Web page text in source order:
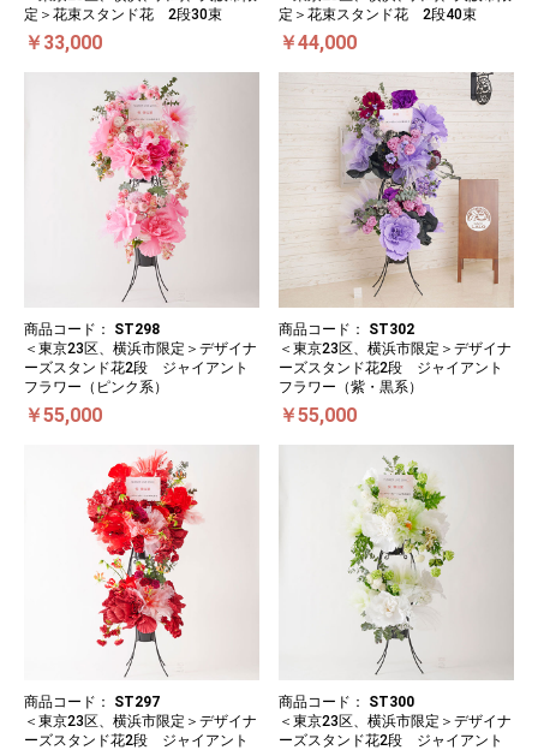
定＞花束スタンド花 2段30束
￥33,000
定＞花束スタンド花 2段40束
￥44,000
商品コード： ST298
＜東京23区、横浜市限定＞デザイナ
ーズスタンド花2段 ジャイアント
フラワー（ピンク系）
￥55,000
商品コード： ST302
＜東京23区、横浜市限定＞デザイナ
ーズスタンド花2段 ジャイアント
フラワー（紫・黒系）
￥55,000
商品コード： ST297
＜東京23区、横浜市限定＞デザイナ
ーズスタンド花2段 ジャイアント
商品コード： ST300
＜東京23区、横浜市限定＞デザイナ
ーズスタンド花2段 ジャイアント